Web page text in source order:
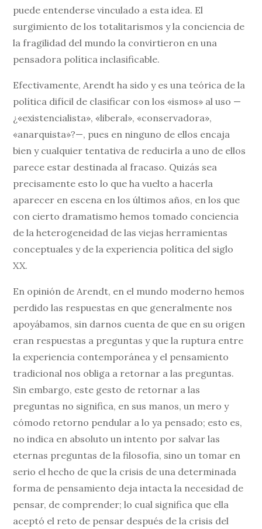
puede entenderse vinculado a esta idea. El
surgimiento de los totalitarismos y la conciencia de
la fragilidad del mundo la convirtieron en una
pensadora política inclasificable.
Efectivamente, Arendt ha sido y es una teórica de la
política difícil de clasificar con los «ismos» al uso —
¿«existencialista», «liberal», «conservadora»,
«anarquista»?—, pues en ninguno de ellos encaja
bien y cualquier tentativa de reducirla a uno de ellos
parece estar destinada al fracaso. Quizás sea
precisamente esto lo que ha vuelto a hacerla
aparecer en escena en los últimos años, en los que
con cierto dramatismo hemos tomado conciencia
de la heterogeneidad de las viejas herramientas
conceptuales y de la experiencia política del siglo
XX.
En opinión de Arendt, en el mundo moderno hemos
perdido las respuestas en que generalmente nos
apoyábamos, sin darnos cuenta de que en su origen
eran respuestas a preguntas y que la ruptura entre
la experiencia contemporánea y el pensamiento
tradicional nos obliga a retornar a las preguntas.
Sin embargo, este gesto de retornar a las
preguntas no significa, en sus manos, un mero y
cómodo retorno pendular a lo ya pensado; esto es,
no indica en absoluto un intento por salvar las
eternas preguntas de la filosofía, sino un tomar en
serio el hecho de que la crisis de una determinada
forma de pensamiento deja intacta la necesidad de
pensar, de comprender; lo cual significa que ella
aceptó el reto de pensar después de la crisis del